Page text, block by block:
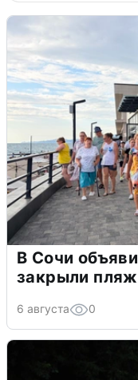
В Сочи
закрыли
6 августа 0